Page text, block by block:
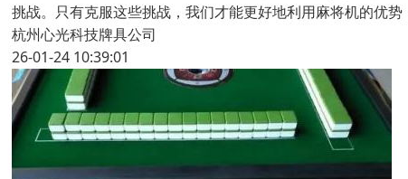
挑战。只有克服这些挑战，我们才能更好地利用麻将机的优
杭州心光科技牌具公司
26-01-24 10:39:01